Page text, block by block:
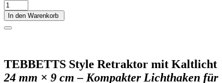
In den Warenkorb
TEBBETTS Style Retraktor mit Kaltlicht
24 mm × 9 cm – Kompakter Lichthaken für